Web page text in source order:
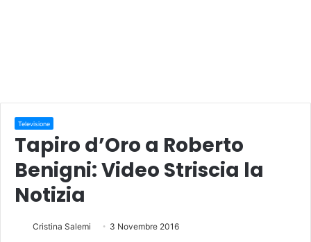
Televisione
Tapiro d’Oro a Roberto
Benigni: Video Striscia la
Notizia
Cristina Salemi 3 Novembre 2016